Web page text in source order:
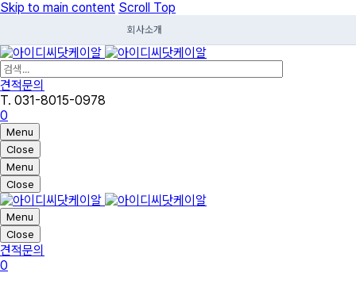
Skip to main content Scroll Top
회사소개
견적문의
T. 031-8015-0978
0
Menu
Close
Menu
Close
Menu
Close
견적문의
0